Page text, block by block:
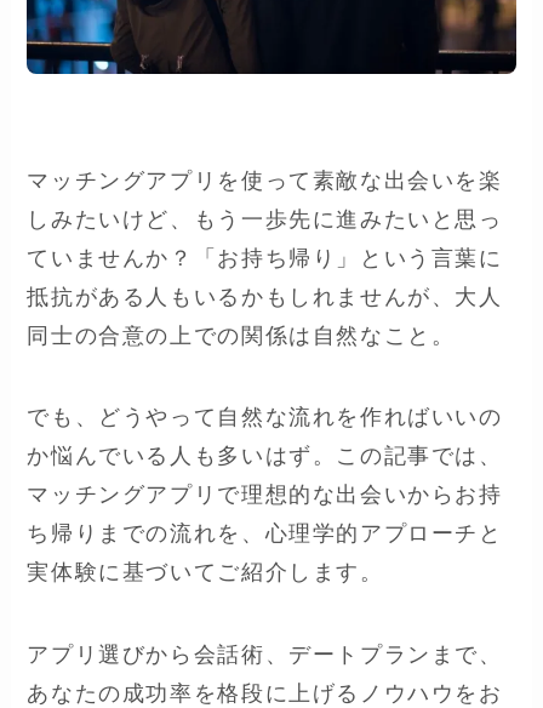
マッチングアプリを使って素敵な出会いを楽
しみたいけど、もう一歩先に進みたいと思っ
ていませんか？「お持ち帰り」という言葉に
抵抗がある人もいるかもしれませんが、大人
同士の合意の上での関係は自然なこと。
でも、どうやって自然な流れを作ればいいの
か悩んでいる人も多いはず。この記事では、
マッチングアプリで理想的な出会いからお持
ち帰りまでの流れを、心理学的アプローチと
実体験に基づいてご紹介します。
アプリ選びから会話術、デートプランまで、
あなたの成功率を格段に上げるノウハウをお